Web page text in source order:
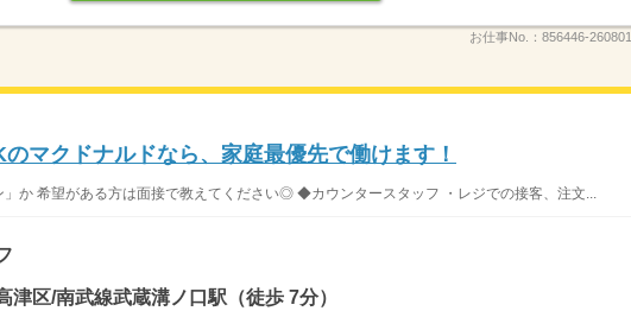
お仕事No.： 856446-
マクドナルドなら、家庭最優先で働けます！
」か 希望がある方は面接で教えてください◎ ◆カウンタースタッフ ・レジでの接客、注文...
津区/南武線武蔵溝ノ口駅（徒歩 7分）